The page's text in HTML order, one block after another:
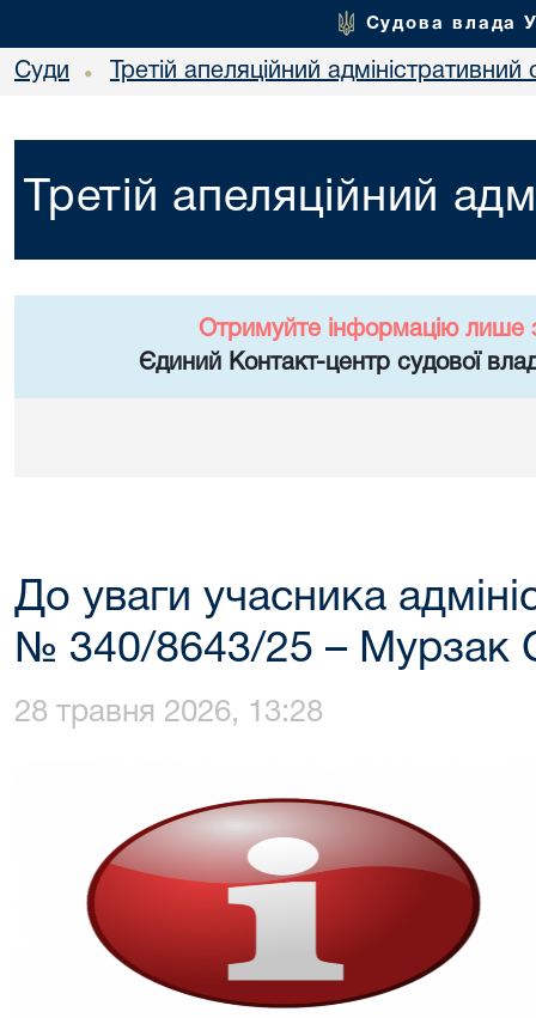
Судова влада
Суди • Третій апеляційний адміністративний
Третій апеляційний
Отримуйте інформацію лише
Єдиний Контакт-центр судової
До уваги учасника
№ 340/8643/25 – Мурзак
28 травня 2026, 13:28